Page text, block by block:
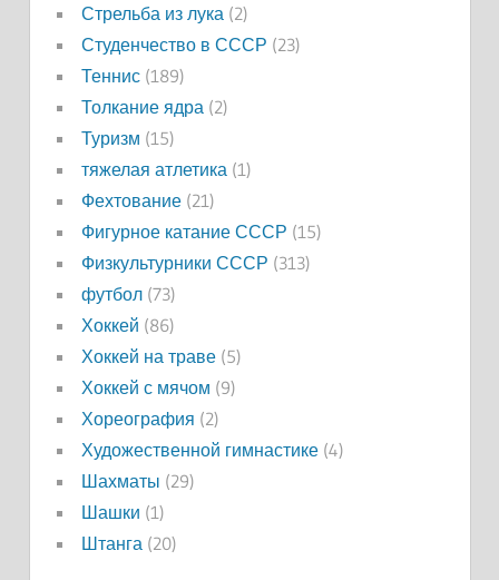
Стрельба из лука (2)
Студенчество в СССР (23)
Теннис(189)
Толкание ядра (2)
Туризм (15)
тяжелая атлетика (1)
Фехтование(21)
Фигурное катание СССР (15)
Физкультурники СССР (313)
футбол(73)
Хоккей (86)
Хоккей на траве(5)
Хоккей с мячом (9)
Хореография (2)
Художественной гимнастике(4)
Шахматы (29)
Шашки (1)
Штанга (20)